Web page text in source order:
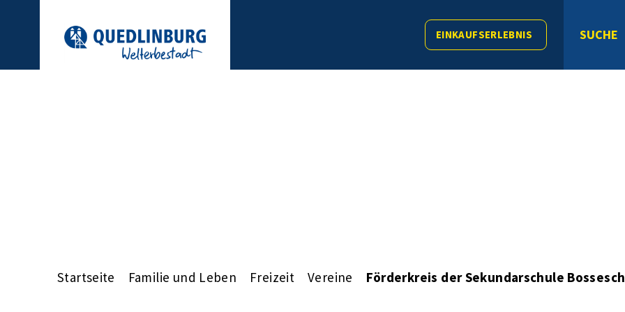
EINKAUFSERLEBNIS SUCHE
Startseite Familie und Leben Freizeit Vereine Förderkreis der Sekundarschule